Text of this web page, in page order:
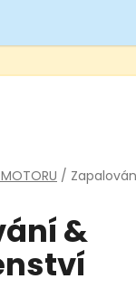
/
&